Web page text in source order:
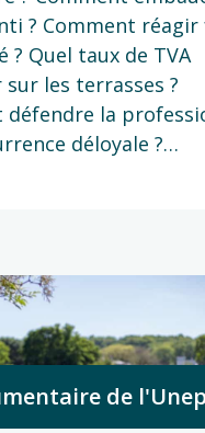
? Comment réagir
? Quel taux de TVA
les terrasses ?
défendre la
déloyale ?…
de l'Unep